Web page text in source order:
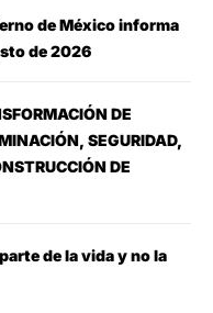
de México informa
de 2026
DE
SEGURIDAD,
DE
de la vida y no la